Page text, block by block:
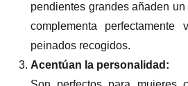
pendientes grandes añaden
complementa
peinados recogidos.
Acentúan la personalidad: